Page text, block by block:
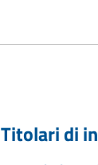
Titolari di